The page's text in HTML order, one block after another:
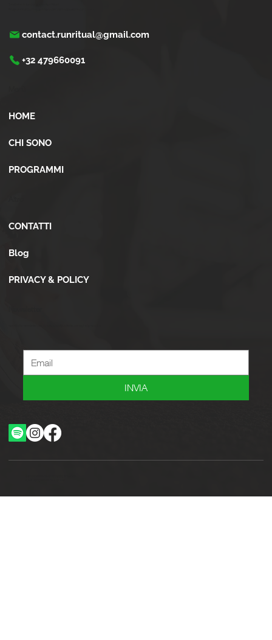
contact.runritual@gmail.com
+32 479660091
HOME
CHI SONO
PROGRAMMI
CONTATTI
Blog
PRIVACY & POLICY
INVIA